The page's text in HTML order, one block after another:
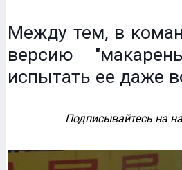
Между тем, в
версию
испытать ее даже
Подписывайтесь на